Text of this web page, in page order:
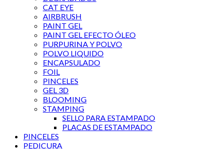
CAT EYE
AIRBRUSH
PAINT GEL
PAINT GEL EFECTO ÓLEO
PURPURINA Y POLVO
POLVO LIQUIDO
ENCAPSULADO
FOIL
PINCELES
GEL 3D
BLOOMING
STAMPING
SELLO PARA ESTAMPADO
PLACAS DE ESTAMPADO
PINCELES
PEDICURA